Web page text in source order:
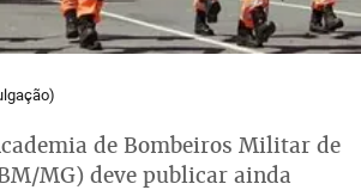
de Bombeiros Militar de
MG) deve publicar ainda